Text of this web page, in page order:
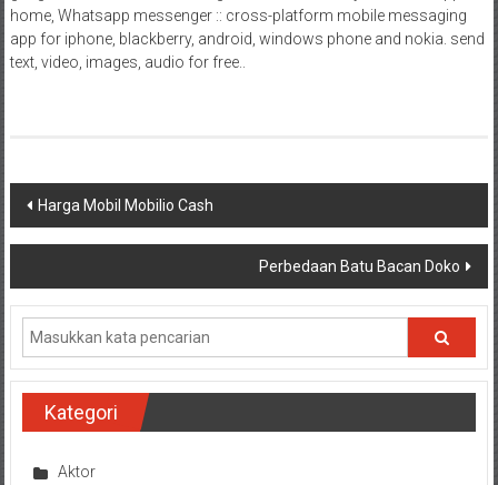
home, Whatsapp messenger :: cross-platform mobile messaging
app for iphone, blackberry, android, windows phone and nokia. send
text, video, images, audio for free..
Navigasi
pos
Harga Mobil Mobilio Cash
Perbedaan Batu Bacan Doko
Kategori
Aktor